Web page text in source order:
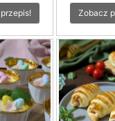
Zobacz